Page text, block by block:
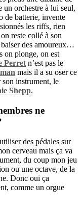
un orchestre à lui seul,
de batterie, invente
les riffs, rien
reste collé à son
des amoureux…
on plonge, on est
Perret n’est pas le
mais il a su oser ce
son instrument, le
Shepp.
ne
des pédales sur
cerveau mais ça va
du coup mon jeu
ou une octave, de la
Donc oui ça
comme un orgue